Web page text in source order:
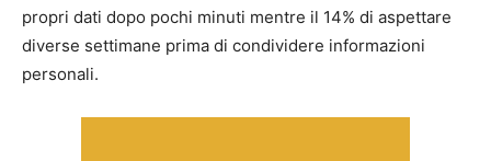
propri dati dopo pochi minuti mentre il 14% di aspettare
diverse settimane prima di condividere informazioni
personali.